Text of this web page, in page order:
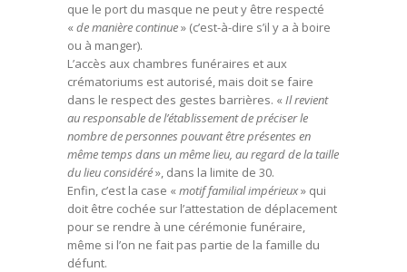
que le port du masque ne peut y être respecté
« de manière continue» (c’est-à-dire s’il y a à boire
ou à manger).
L’accès aux chambres funéraires et aux
crématoriums est autorisé, mais doit se faire
dans le respect des gestes barrières. « Il revient
au responsable de l’établissement de préciser le
nombre de personnes pouvant être présentes en
même temps dans un même lieu, au regard de la taille
du lieu considéré», dans la limite de 30.
Enfin, c’est la case « motif familial impérieux» qui
doit être cochée sur l’attestation de déplacement
pour se rendre à une cérémonie funéraire,
même si l’on ne fait pas partie de la famille du
défunt.